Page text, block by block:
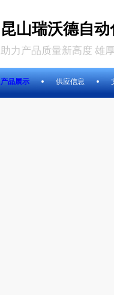
昆山瑞沃德自
助力产品质量新高度 雄
产品展示 供应信息